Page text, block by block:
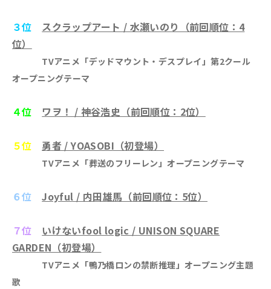
３位 スクラップアート / 水瀬いのり（前回順位：4
位）
TVアニメ「デッドマウント・デスプレイ」第2クール
オープニングテーマ
４位 ワヲ！ / 神谷浩史（前回順位：2位）
５位 勇者 / YOASOBI（初登場）
TVアニメ「葬送のフリーレン」オープニングテーマ
６位 Joyful / 内田雄馬（前回順位：5位）
７位
いけないfool logic / UNISON SQUARE
GARDEN（初登場）
TVアニメ「鴨乃橋ロンの禁断推理」オープニング主題
歌